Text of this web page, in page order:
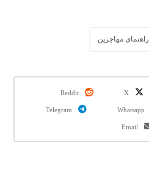
راهنمای مهاجرین
X
Reddit
Whatsapp
Telegram
Email